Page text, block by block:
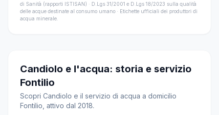
di Sanità (rapporti ISTISAN) · D.Lgs 31/2001 e D.Lgs 18/2023 sulla qualità
delle acque destinate al consumo umano · Etichette ufficiali dei produttori di
acqua minerale.
Candiolo e l'acqua: storia e servizio
Fontilio
Scopri Candiolo e il servizio di acqua a domicilio
Fontilio, attivo dal 2018.